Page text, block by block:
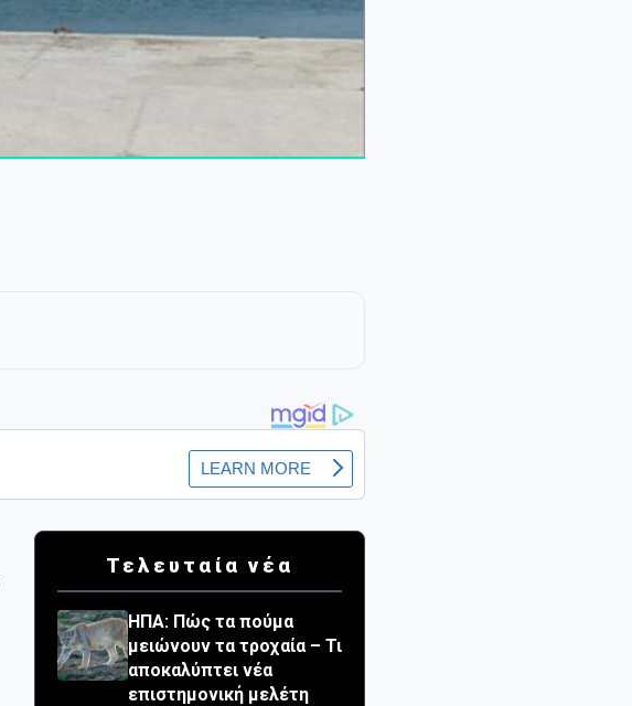
Τελευταία νέα
ΗΠΑ: Πώς τα πούμα
μειώνουν τα τροχαία – Τι
αποκαλύπτει νέα
επιστημονική μελέτη